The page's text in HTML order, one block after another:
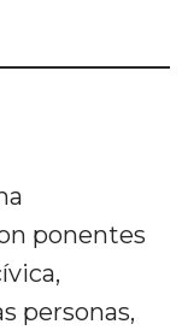
ponentes
personas,